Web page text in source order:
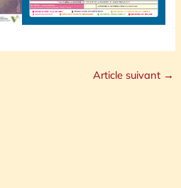
Article suivant →